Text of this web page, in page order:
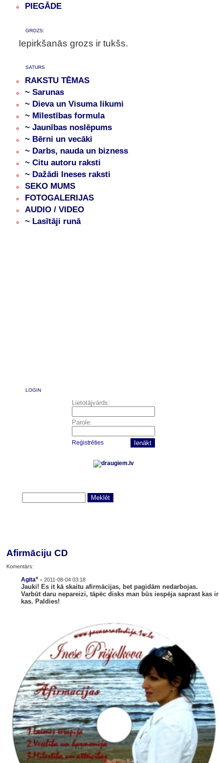
PIEGĀDE
GROZS:
Iepirkšanās grozs ir tukšs.
SATURS
RAKSTU TĒMAS
~ Sarunas
~ Dieva un Visuma likumi
~ Mīlestības formula
~ Jaunības noslēpums
~ Bērni un vecāki
~ Darbs, nauda un bizness
~ Citu autoru raksti
~ Dažādi Ineses raksti
SEKO MUMS
FOTOGALERIJAS
AUDIO / VIDEO
~ Lasītāji runā
LOGIN
Lietotājvārds:
Parole:
Reģistrēties
Afirmāciju CD
Komentārs:
Agita* - 2011-08-04 03:18
Jauki! Es it kā skaitu afirmācijas, bet pagidām nedarbojas.
Varbūt daru nepareizi, tāpēc disks man būs iespēja saprast kas ir
kas. Paldies!